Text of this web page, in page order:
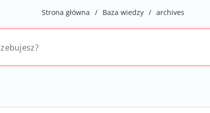
Strona główna / Baza wiedzy / archives